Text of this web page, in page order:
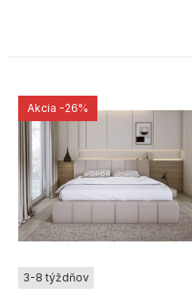
Akcia -26%
3-8 týždňov